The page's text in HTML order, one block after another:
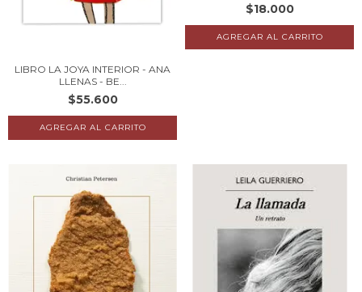
LIBRO LA JOYA INTERIOR - ANA
LLENAS - BE...
$55.600
$18.000